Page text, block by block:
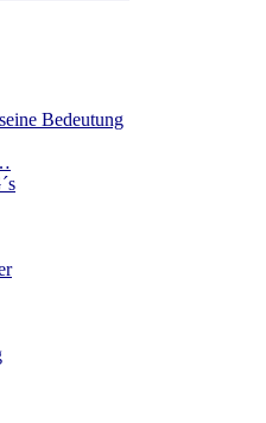
Bedeutung